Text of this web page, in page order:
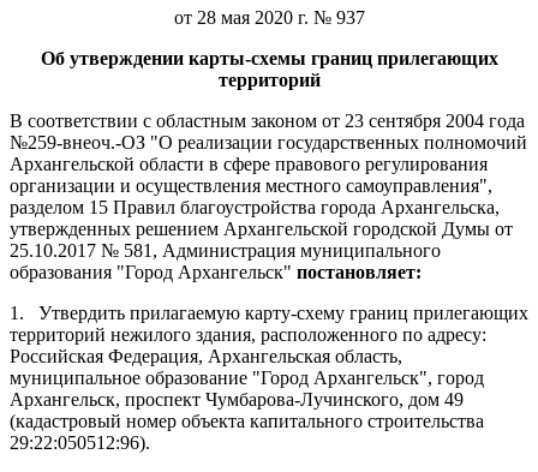
от 28 мая 2020 г. № 937
Об утверждении карты-схемы границ прилегающих
территорий
В соответствии с областным законом от 23 сентября 2004 года
№259-внеоч.-ОЗ "О реализации государственных полномочий
Архангельской области в сфере правового регулирования
организации и осуществления местного самоуправления",
разделом 15 Правил благоустройства города Архангельска,
утвержденных решением Архангельской городской Думы от
25.10.2017 № 581, Администрация муниципального
образования "Город Архангельск" постановляет:
1.
Утвердить прилагаемую карту-схему границ прилегающих
территорий нежилого здания, расположенного по адресу:
Российская Федерация, Архангельская область,
муниципальное образование "Город Архангельск", город
Архангельск, проспект Чумбарова-Лучинского, дом 49
(кадастровый номер объекта капитального строительства
29:22:050512:96).